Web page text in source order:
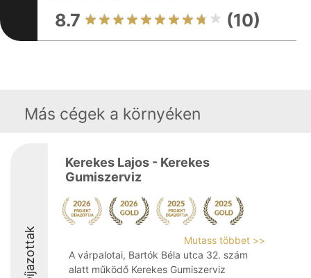
8.7 (10)
Más cégek a környéken
Díjazottak
Kerekes Lajos - Kerekes
Gumiszerviz
Mutass többet >>
A várpalotai, Bartók Béla utca 32. szám
alatt működő Kerekes Gumiszerviz